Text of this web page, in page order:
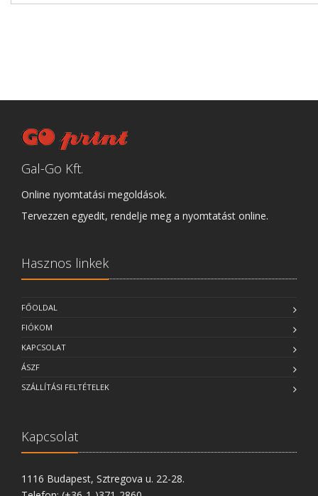
Gal-Go Kft.
Online nyomtatási megoldások.
Tervezzen egyedit, rendelje meg a nyomtatást online.
Hasznos linkek
FŐOLDAL
FIÓKOM
KAPCSOLAT
ÁSZF
SZÁLLÍTÁSI FELTÉTELEK
Kapcsolat
1116 Budapest, Sztregova u. 22-28.